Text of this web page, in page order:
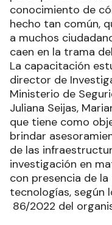
conocimiento de
hecho tan común,
a muchos
caen en la trama
La capacitación
director de
Ministerio de
Juliana Seijas,
que tiene como
brindar
de las
investigación en
con presencia de
tecnologías, según
86/2022 del